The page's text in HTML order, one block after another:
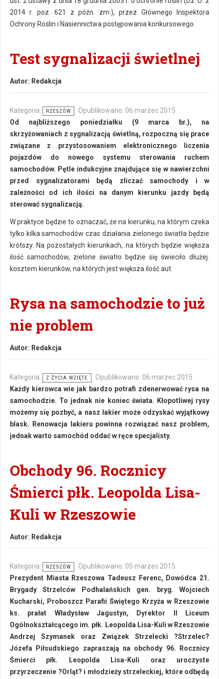
2014 r. poz. 621 z późn. zm.), przez Głównego Inspektora
Ochrony Roślin i Nasiennictwa postępowania konkursowego.
Test sygnalizacji świetlnej
Autor: Redakcja
Kategoria: RZESZÓW
Opublikowano: 06 marzec 2015
Od najbliższego poniedziałku (9 marca br.), na
skrzyżowaniach z sygnalizacją świetlną, rozpoczną się prace
związane z przystosowaniem elektronicznego liczenia
pojazdów do nowego systemu sterowania ruchem
samochodów. Pętle indukcyjne znajdujące się w nawierzchni
przed sygnalizatorami będą zliczać samochody i w
zależności od ich ilości na danym kierunku jazdy będą
sterować sygnalizacją.
W praktyce będzie to oznaczać, że na kierunku, na którym czeka
tylko kilka samochodów czas działania zielonego światła będzie
krótszy. Na pozostałych kierunkach, na których będzie większa
ilość samochodów, zielone światło będzie się świeciło dłużej.
kosztem kierunków, na których jest większa ilość aut.
Rysa na samochodzie to już
nie problem
Autor: Redakcja
Kategoria: Z ŻYCIA WZIĘTE
Opublikowano: 06 marzec 2015
Każdy kierowca wie jak bardzo potrafi zdenerwować rysa na
samochodzie. To jednak nie koniec świata. Kłopotliwej rysy
możemy się pozbyć, a nasz lakier może odzyskać wyjątkowy
blask. Renowacja lakieru powinna rozwiązać nasz problem,
jednak warto samochód oddać w ręce specjalisty.
Obchody 96. Rocznicy
Śmierci płk. Leopolda Lisa-
Kuli w Rzeszowie
Autor: Redakcja
Kategoria: RZESZÓW
Opublikowano: 05 marzec 2015
Prezydent Miasta Rzeszowa Tadeusz Ferenc, Dowódca 21.
Brygady Strzelców Podhalańskich gen. bryg. Wojciech
Kucharski, Proboszcz Parafii Świętego Krzyża w Rzeszowie
ks. prałat Władysław Jagustyn, Dyrektor II Liceum
Ogólnokształcącego im. płk. Leopolda Lisa-Kuli w Rzeszowie
Andrzej Szymanek oraz Związek Strzelecki ?Strzelec?
Józefa Piłsudskiego zapraszają na obchody 96. Rocznicy
Śmierci płk. Leopolda Lisa-Kuli oraz uroczyste
przyrzeczenie ?Orląt? i młodzieży strzeleckiej, które odbędą